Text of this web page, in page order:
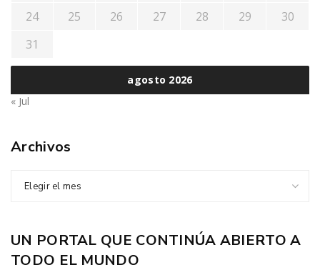
agosto 2026
24
25 26 27 28 29
30
31
« Jul
Archivos
Elegir el mes
UN PORTAL QUE CONTINÚA ABIERTO A
TODO EL MUNDO